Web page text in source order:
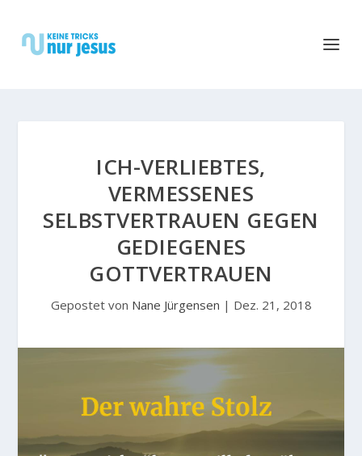
ICH-VERLIEBTES,
VERMESSENES
SELBSTVERTRAUEN GEGEN
GEDIEGENES
GOTTVERTRAUEN
Gepostet von Nane Jürgensen | Dez. 21, 2018